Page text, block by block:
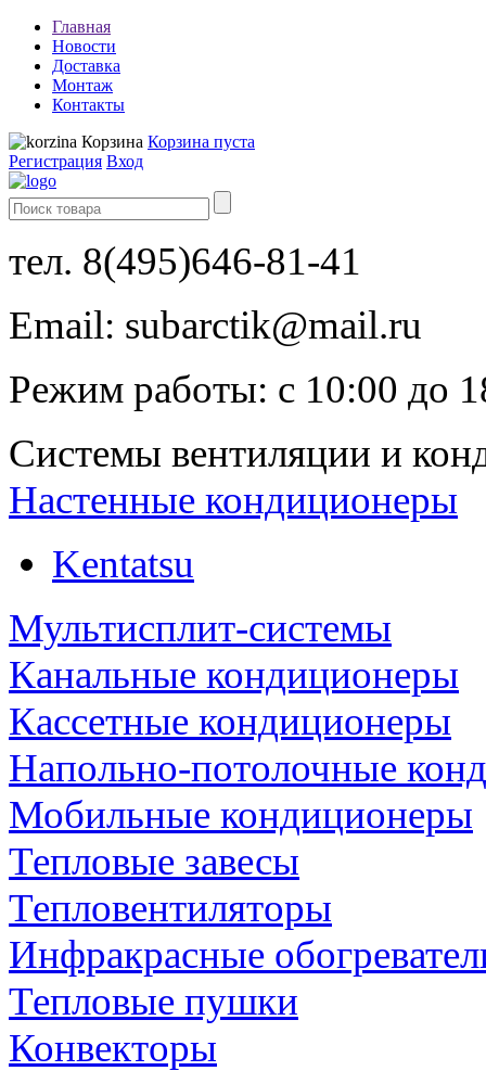
Главная
Новости
Доставка
Монтаж
Контакты
Корзина Корзина пуста
Регистрация Вход
тел. 8(495)646-81-41
Email: subarctik@mail.ru
Режим работы: с 10:00 до
Системы вентиляции и
Настенные кондиционеры
Kentatsu
Мультисплит-системы
Канальные кондиционеры
Кассетные кондиционеры
Напольно-потолочные
Мобильные кондиционеры
Тепловые завесы
Тепловентиляторы
Инфракрасные
Тепловые пушки
Конвекторы